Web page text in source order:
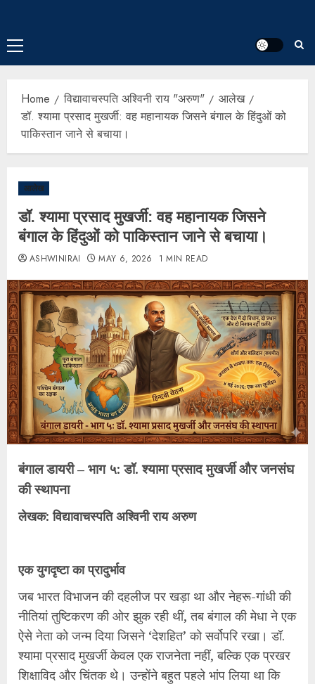
Home विद्यावाचस्पति अश्विनी राय "अरुण"
आलेख
डॉ. श्यामा प्रसाद मुखर्जी: वह महानायक जिसने बंगाल के हिंदुओं को
पाकिस्तान जाने से बचाया।
आलेख
डॉ. श्यामा प्रसाद मुखर्जी: वह महानायक जिसने
बंगाल के हिंदुओं को पाकिस्तान जाने से बचाया।
ASHWINIRAI MAY 6, 2026 1 MIN READ
बंगाल डायरी – भाग ५: डॉ. श्यामा प्रसाद मुखर्जी और जनसंघ
की स्थापना
लेखक: विद्यावाचस्पति अश्विनी राय अरुण
एक युगदृष्टा का प्रादुर्भाव
जब भारत विभाजन की दहलीज पर खड़ा था और नेहरू-गांधी की
नीतियां तुष्टिकरण की ओर झुक रही थीं, तब बंगाल की मेधा ने एक
ऐसे नेता को जन्म दिया जिसने ‘देशहित’ को सर्वोपरि रखा। डॉ.
श्यामा प्रसाद मुखर्जी केवल एक राजनेता नहीं, बल्कि एक प्रखर
शिक्षाविद और चिंतक थे। उन्होंने बहुत पहले भांप लिया था कि